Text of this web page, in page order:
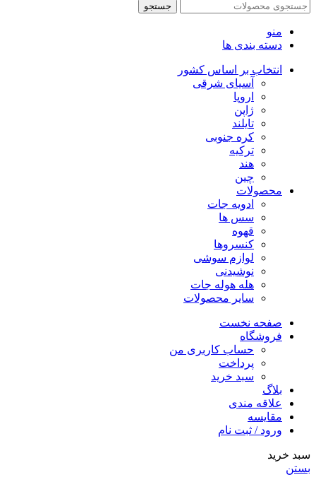
جستجو
منو
دسته بندی ها
انتخاب بر اساس کشور
آسیای شرقی
اروپا
ژاپن
تایلند
کره جنوبی
ترکیه
هند
چین
محصولات
ادویه جات
سس ها
قهوه
کنسروها
لوازم سوشی
نوشیدنی
هله هوله جات
سایر محصولات
صفحه نخست
فروشگاه
حساب کاربری من
پرداخت
سبد خرید
بلاگ
علاقه مندی
مقایسه
ورود / ثبت نام
سبد خرید
بستن